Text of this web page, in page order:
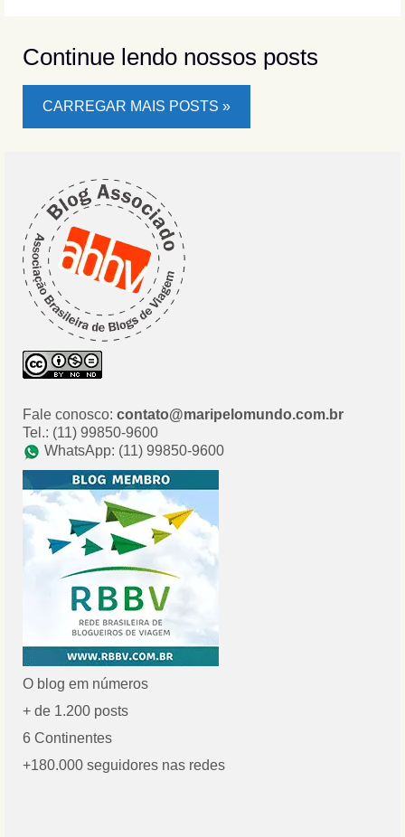
Continue lendo nossos posts
CARREGAR MAIS POSTS »
Fale conosco: contato@maripelomundo.com.br
Tel.: (11) 99850-9600
WhatsApp: (11) 99850-9600
O blog em números
+ de 1.200 posts
6 Continentes
+180.000 seguidores nas redes